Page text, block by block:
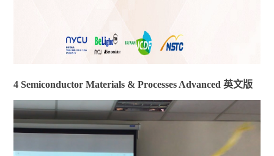
4 Semiconductor Materials & Processes Advanced 英文版